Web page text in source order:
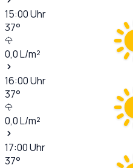
15:00Uhr
37°
0,0L/m²
16:00Uhr
37°
0,0L/m²
17:00Uhr
37°